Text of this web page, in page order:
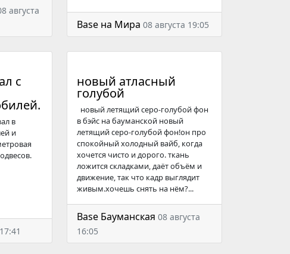
августа
Base на Мира 08 августа 19:05
с
в
и
новый атласный
голубой
новый летящий серо-голубой фон
в бэйс на бауманской новый
летящий серо-голубой фон!он про
спокойный холодный вайб, когда
хочется чисто и дорого. ткань
ложится складками, даёт объём и
движение, так что кадр выглядит
живым.хочешь снять на нём?...
Base Бауманская 08 августа
16:05